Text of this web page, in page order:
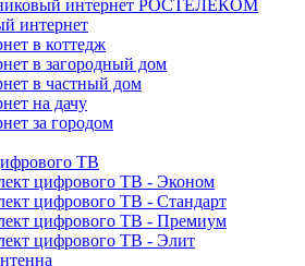
интернет РОСТЕЛЕКОМ
интернет
в коттедж
в загородный дом
в частный дом
на дачу
за городом
ТВ
цифрового ТВ - Эконом
цифрового ТВ - Стандарт
цифрового ТВ - Премиум
цифрового ТВ - Элит